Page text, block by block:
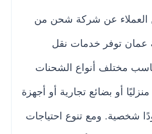
العملاء عن شركة شحن من
عمان توفر خدمات نقل
مختلف أنواع الشحنات
أو بضائع تجارية أو أجهزة
شخصية. ومع تنوع احتياجات